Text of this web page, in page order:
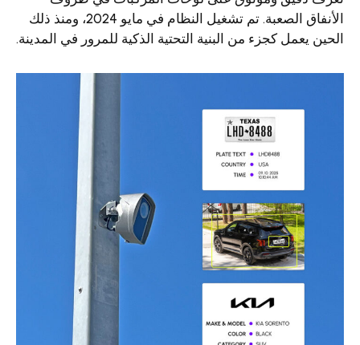
الأنفاق الصعبة. تم تشغيل النظام في مايو 2024، ومنذ ذلك
كجزء من البنية التحتية الذكية للمرور في المدينة.